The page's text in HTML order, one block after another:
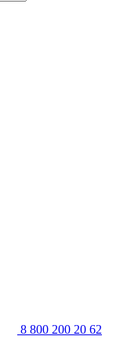
8 800 200 20 62